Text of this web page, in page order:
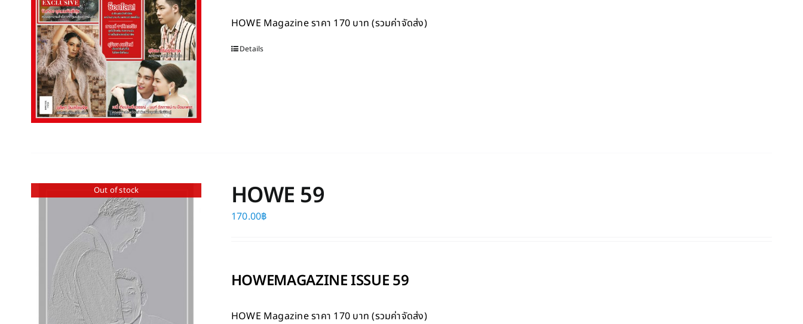
HOWE Magazineราคา 170 บาท (รวมค่าจัดส่ง)
Details
Out of stock HOWE 59
170.00฿
HOWEMAGAZINE ISSUE 59
HOWE Magazineราคา 170 บาท (รวมค่าจัดส่ง)